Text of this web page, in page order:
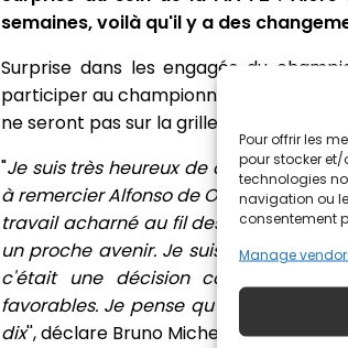
Pour offrir les
pour stocker
technologies
navigation ou
consentement
Manage
semaines, voilà qu'il y a des
Surprise dans les engagés du
participer au championnat, revient et
ne seront pas sur la grille la saison
"Je suis très heureux de confirmer que
à remercier Alfonso de Orléans-
travail acharné au fil des années.
un proche avenir. Je suis également
c'était une décision conjointe.
favorables. Je pense qu'il est
dix'', déclare Bruno Michel, PDG de la FIA